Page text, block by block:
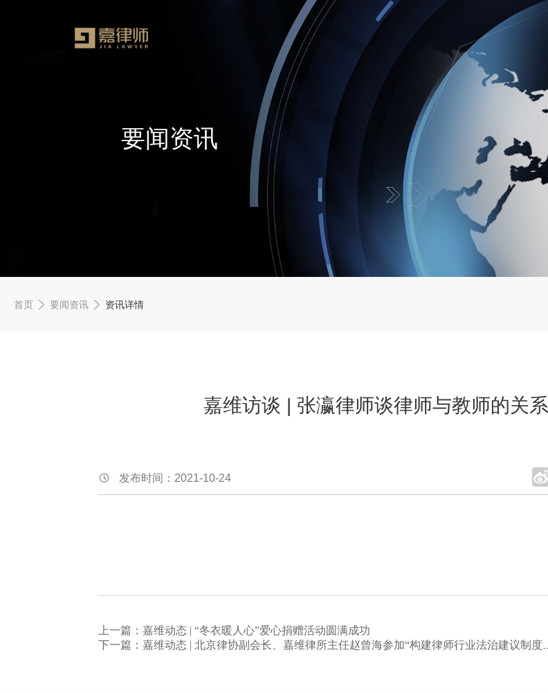
要闻资讯
首页 要闻资讯 资讯详情
嘉维访谈 | 张瀛律师谈律师与教师的关系
发布时间：2021-10-24
上一篇：嘉维动态 | “冬衣暖人心”爱心捐赠活动圆满成功